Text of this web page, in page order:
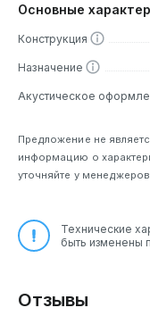
Основные
Конструкция
Назначение
Акустическое
Предложение не
информацию о
уточняйте у менеджеров.
Технические
быть изменены
Отзывы